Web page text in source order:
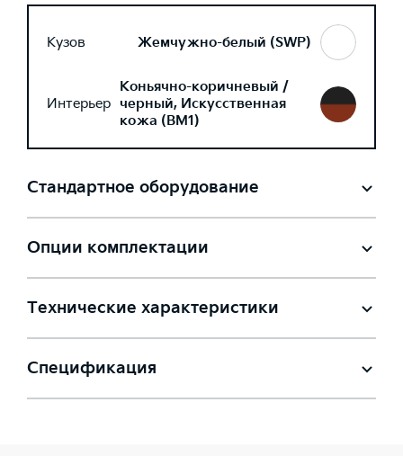
Кузов Жемчужно-белый (SWP)
Интерьер
Коньячно-коричневый /
черный, Искусственная
кожа (BM1)
Стандартное оборудование
Опции комплектации
Технические характеристики
Спецификация